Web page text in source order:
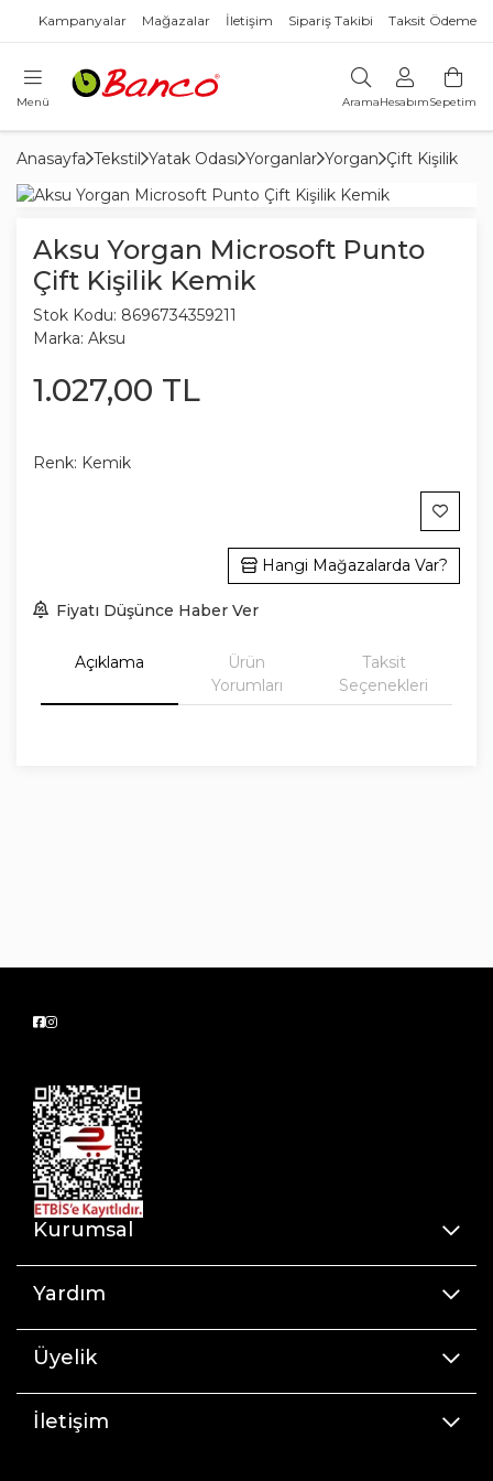
Kampanyalar Mağazalar İletişim Sipariş Takibi Taksit Ödeme
Menü AramaHesabımSepetim
Anasayfa Tekstil Yatak Odası Yorganlar Yorgan Çift Kişilik
Aksu Yorgan Microsoft Punto
Çift Kişilik Kemik
Stok Kodu: 8696734359211
Marka: Aksu
1.027,00 TL
Renk: Kemik
Hangi Mağazalarda Var?
Fiyatı Düşünce Haber Ver
Açıklama
Ürün
Yorumları
Taksit
Seçenekleri
Kurumsal
Yardım
Üyelik
İletişim